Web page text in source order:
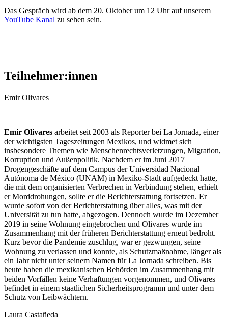
Das Gespräch wird ab dem 20. Oktober um 12 Uhr auf unserem
YouTube Kanal zu sehen sein.
Teilnehmer:innen
Emir Olivares
Emir Olivares arbeitet seit 2003 als Reporter bei La Jornada, einer
der wichtigsten Tageszeitungen Mexikos, und widmet sich
insbesondere Themen wie Menschenrechtsverletzungen, Migration,
Korruption und Außenpolitik. Nachdem er im Juni 2017
Drogengeschäfte auf dem Campus der Universidad Nacional
Autónoma de México (UNAM) in Mexiko-Stadt aufgedeckt hatte,
die mit dem organisierten Verbrechen in Verbindung stehen, erhielt
er Morddrohungen, sollte er die Berichterstattung fortsetzen. Er
wurde sofort von der Berichterstattung über alles, was mit der
Universität zu tun hatte, abgezogen. Dennoch wurde im Dezember
2019 in seine Wohnung eingebrochen und Olivares wurde im
Zusammenhang mit der früheren Berichterstattung erneut bedroht.
Kurz bevor die Pandemie zuschlug, war er gezwungen, seine
Wohnung zu verlassen und konnte, als Schutzmaßnahme, länger als
ein Jahr nicht unter seinem Namen für La Jornada schreiben. Bis
heute haben die mexikanischen Behörden im Zusammenhang mit
beiden Vorfällen keine Verhaftungen vorgenommen, und Olivares
befindet in einem staatlichen Sicherheitsprogramm und unter dem
Schutz von Leibwächtern.
Laura Castañeda